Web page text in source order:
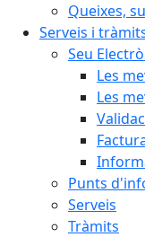
Queixes,
Serveis i
Seu
Les
Les
Punts
Serveis
Tràmits